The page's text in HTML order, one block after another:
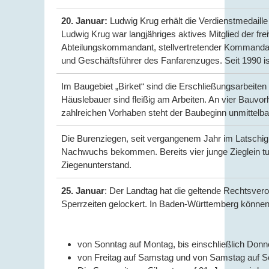
20. Januar: Ludwig Krug erhält die
Ludwig Krug war langjähriges aktives Mitglied der
Abteilungskommandant, stellvertretender
und Geschäftsführer des Fanfarenzuges. Seit 1990
Im Baugebiet „Birket“ sind die
Häuslebauer sind fleißig am Arbeiten. An vier
zahlreichen Vorhaben steht der Baubeginn
Die Burenziegen, seit vergangenem Jahr im
Nachwuchs bekommen. Bereits vier junge Zieglein
Ziegenunterstand.
25. Januar: Der Landtag hat die geltende
Sperrzeiten gelockert. In Baden-Württemberg
von Sonntag auf Montag, bis einschließlich
von Freitag auf Samstag und von Samstag auf